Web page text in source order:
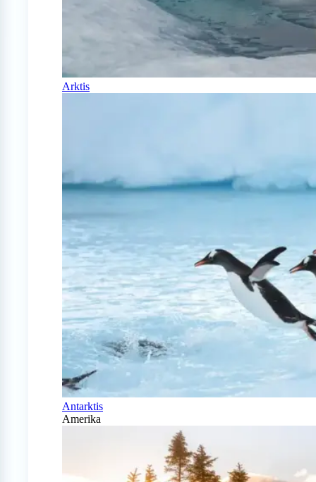
Arktis
Antarktis
Amerika